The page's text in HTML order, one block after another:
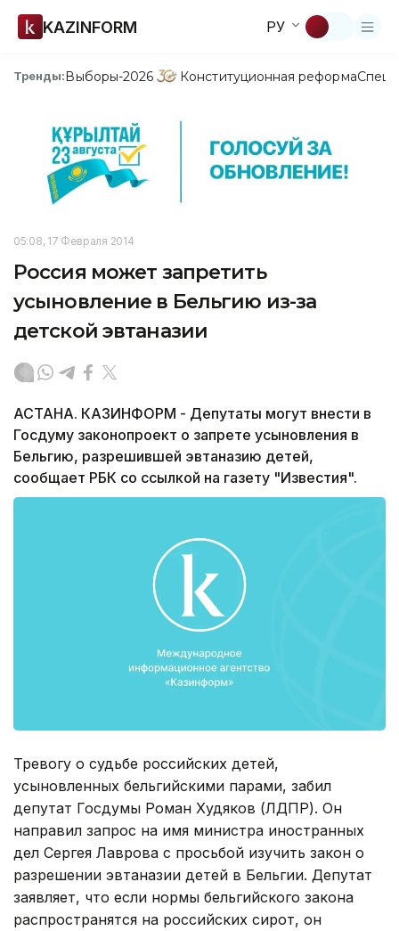
KAZINFORM РУ
Тренды:Выборы-2026 Конституционная реформа
05:08, 17 Февраля 2014
Россия может запретить
усыновление в Бельгию из-за
детской эвтаназии
АСТАНА. КАЗИНФОРМ - Депутаты могут внести в
Госдуму законопроект о запрете усыновления в
Бельгию, разрешившей эвтаназию детей,
сообщает РБК со ссылкой на газету "Известия".
Тревогу о судьбе российских детей,
усыновленных бельгийскими парами, забил
депутат Госдумы Роман Худяков (ЛДПР). Он
направил запрос на имя министра иностранных
дел Сергея Лаврова с просьбой изучить закон о
разрешении эвтаназии детей в Бельгии. Депутат
заявляет, что если нормы бельгийского закона
распространятся на российских сирот, он